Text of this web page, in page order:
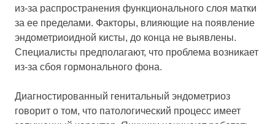
из-за распространения функционального слоя матки
за ее пределами. Факторы, влияющие на появление
эндометриоидной кисты, до конца не выявлены.
Специалисты предполагают, что проблема возникает
из-за сбоя гормонального фона.
Диагностированный генитальный эндометриоз
говорит о том, что патологический процесс имеет